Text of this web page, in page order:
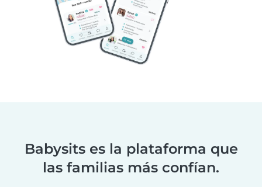
Babysits es la plataforma que
las familias más confían.